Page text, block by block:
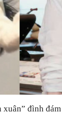
đình